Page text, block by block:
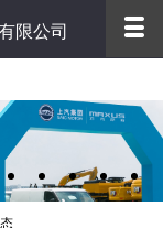
限公司
率